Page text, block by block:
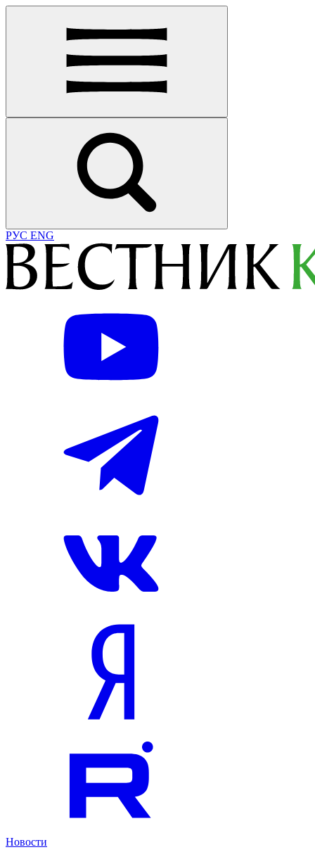
РУС ENG
Новости